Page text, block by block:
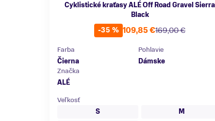
Cyklistické kraťasy ALÉ Off Road Gravel Sierra
Black
-35 %
169,00 €
109,85 €
Farba
Čierna
Pohlavie
Dámske
Značka
ALÉ
Veľkosť
S
M